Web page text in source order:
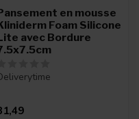
en mousse
Foam Silicone
avec Bordure